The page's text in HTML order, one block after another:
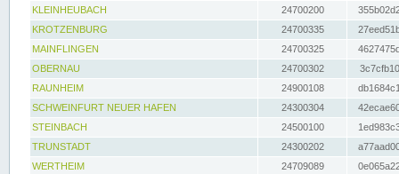
KLEINHEUBACH 24700200
KROTZENBURG
24700335
MAINFLINGEN
24700325
OBERNAU
24700302
RAUNHEIM
24900108
SCHWEINFURT NEUER HAFEN
24300304
STEINBACH
24500100
TRUNSTADT
24300202
WERTHEIM
24709089